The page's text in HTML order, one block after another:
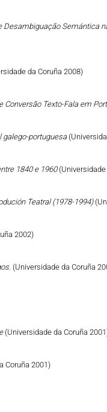
Semántica
da Coruña 2008)
Texto-Fala em
galego-portuguesa
1840 e 1960
Teatral (1978-1994)
2002)
(Universidade da Coruña
(Universidade da Coruña
Coruña 2001)